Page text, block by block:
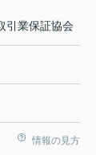
業保証協会
情報の見方